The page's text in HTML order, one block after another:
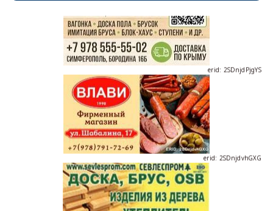
erid: 2SDnjdPjgYS
erid: 2SDnjdvhGXG